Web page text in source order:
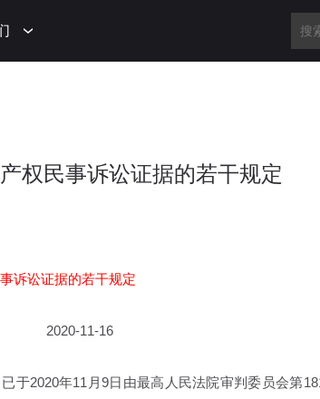
权民事诉讼证据的若干规定
诉讼证据的若干规定
11-16
2020年11月9日由最高人民法院审判委员会第